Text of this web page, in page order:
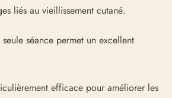
liés au vieillissement cutané.
séance permet un excellent
efficace pour améliorer les